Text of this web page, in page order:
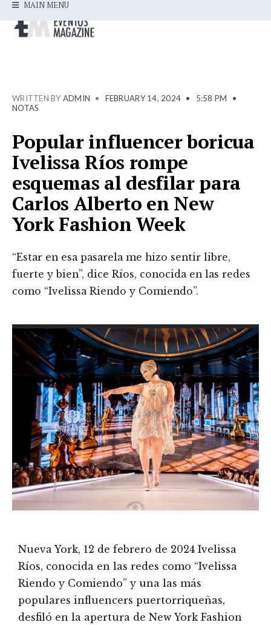
MAIN MENU
WRITTEN BY ADMIN • FEBRUARY 14, 2024 • 5:58 PM
•
NOTAS
Popular influencer boricua
Ivelissa Ríos rompe
esquemas al desfilar para
Carlos Alberto en New
York Fashion Week
“Estar en esa pasarela me hizo sentir libre,
fuerte y bien”, dice Ríos, conocida en las redes
como “Ivelissa Riendo y Comiendo”.
Nueva York, 12 de febrero de 2024 Ivelissa
Ríos, conocida en las redes como “Ivelissa
Riendo y Comiendo” y una las más
populares influencers puertorriqueñas,
desfiló en la apertura de New York Fashion